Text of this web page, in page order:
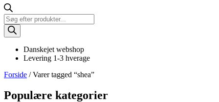
Products
search
Danskejet webshop
Levering 1-3 hverage
Forside / Varer tagged “shea”
Populære kategorier